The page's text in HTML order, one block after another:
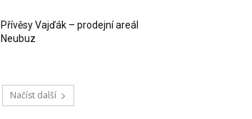
Přívěsy Vajďák – prodejní areál
Neubuz
Načíst další